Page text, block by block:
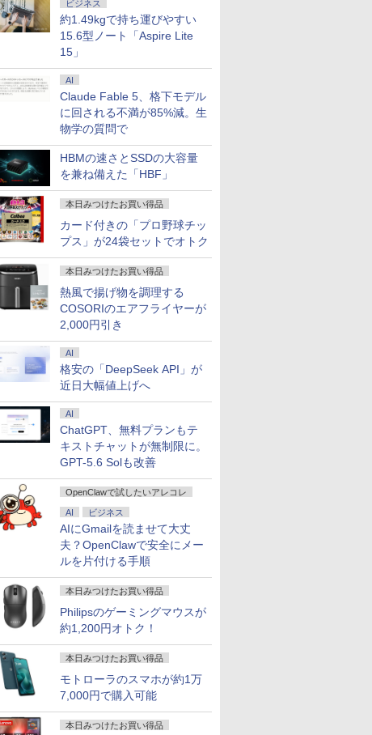
ビジネス
約1.49kgで持ち運びやすい
15.6型ノート「Aspire Lite
15」
AI
Claude Fable 5、格下モデル
に回される不満が85%減。生
物学の質問で
HBMの速さとSSDの大容量
を兼ね備えた「HBF」
本日みつけたお買い得品
カード付きの「プロ野球チッ
プス」が24袋セットでオトク
本日みつけたお買い得品
熱風で揚げ物を調理する
COSORIのエアフライヤーが
2,000円引き
AI
格安の「DeepSeek API」が
近日大幅値上げへ
AI
ChatGPT、無料プランもテ
キストチャットが無制限に。
GPT-5.6 Solも改善
OpenClawで試したいアレコレ
AI ビジネス
AIにGmailを読ませて大丈
夫？OpenClawで安全にメー
ルを片付ける手順
本日みつけたお買い得品
Philipsのゲーミングマウスが
約1,200円オトク！
本日みつけたお買い得品
モトローラのスマホが約1万
7,000円で購入可能
本日みつけたお買い得品